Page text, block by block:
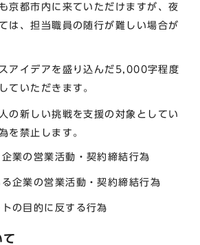
京都市内に来ていただけますが、夜
は、担当職員の随行が難しい場合が
アイデアを盛り込んだ5,000字程度
ていただきます。
の新しい挑戦を支援の対象としてい
を禁止します。
企業の営業活動・契約締結行為
企業の営業活動・契約締結行為
の目的に反する行為
て